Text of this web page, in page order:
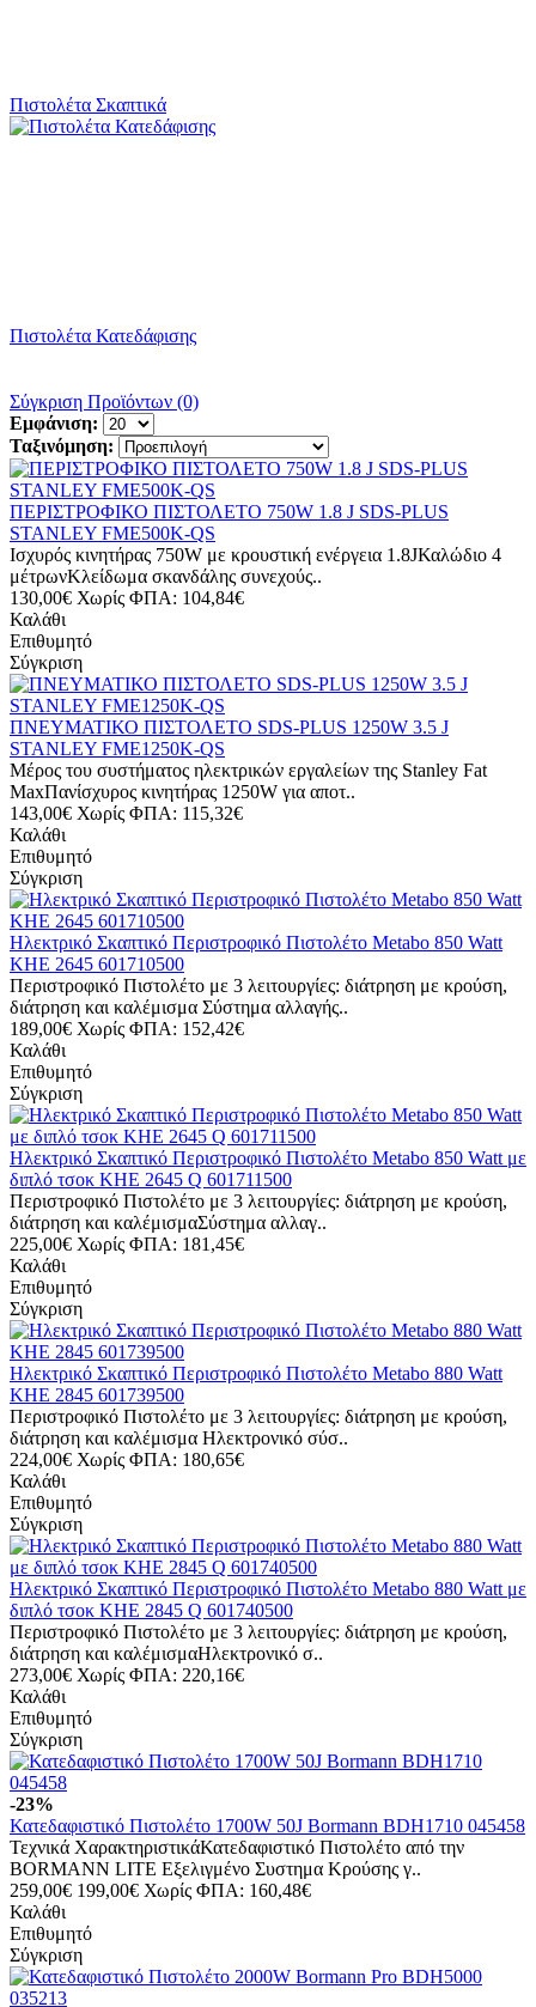
Πιστολέτα Σκαπτικά
Πιστολέτα Κατεδάφισης
Σύγκριση Προϊόντων (0)
Εμφάνιση:
Ταξινόμηση:
ΠΕΡΙΣΤΡΟΦΙΚΟ ΠΙΣΤΟΛΕΤΟ 750W 1.8 J SDS-PLUS
STANLEY FME500K-QS
Ισχυρός κινητήρας 750W με κρουστική ενέργεια 1.8JΚαλώδιο 4
μέτρωνΚλείδωμα σκανδάλης συνεχούς..
130,00€ Χωρίς ΦΠΑ: 104,84€
Καλάθι
Επιθυμητό
Σύγκριση
ΠΝΕΥΜΑΤΙΚΟ ΠΙΣΤΟΛΕΤΟ SDS-PLUS 1250W 3.5 J
STANLEY FME1250K-QS
Μέρος του συστήματος ηλεκτρικών εργαλείων της Stanley Fat
MaxΠανίσχυρος κινητήρας 1250W για αποτ..
143,00€ Χωρίς ΦΠΑ: 115,32€
Καλάθι
Επιθυμητό
Σύγκριση
Ηλεκτρικό Σκαπτικό Περιστροφικό Πιστολέτο Metabo 850 Watt
KHE 2645 601710500
Περιστροφικό Πιστολέτο με 3 λειτουργίες: διάτρηση με κρούση,
διάτρηση και καλέμισμα Σύστημα αλλαγής..
189,00€ Χωρίς ΦΠΑ: 152,42€
Καλάθι
Επιθυμητό
Σύγκριση
Ηλεκτρικό Σκαπτικό Περιστροφικό Πιστολέτο Metabo 850 Watt με
διπλό τσοκ KHE 2645 Q 601711500
Περιστροφικό Πιστολέτο με 3 λειτουργίες: διάτρηση με κρούση,
διάτρηση και καλέμισμαΣύστημα αλλαγ..
225,00€ Χωρίς ΦΠΑ: 181,45€
Καλάθι
Επιθυμητό
Σύγκριση
Ηλεκτρικό Σκαπτικό Περιστροφικό Πιστολέτο Metabo 880 Watt
KHE 2845 601739500
Περιστροφικό Πιστολέτο με 3 λειτουργίες: διάτρηση με κρούση,
διάτρηση και καλέμισμα Ηλεκτρονικό σύσ..
224,00€ Χωρίς ΦΠΑ: 180,65€
Καλάθι
Επιθυμητό
Σύγκριση
Ηλεκτρικό Σκαπτικό Περιστροφικό Πιστολέτο Metabo 880 Watt με
διπλό τσοκ KHE 2845 Q 601740500
Περιστροφικό Πιστολέτο με 3 λειτουργίες: διάτρηση με κρούση,
διάτρηση και καλέμισμαΗλεκτρονικό σ..
273,00€ Χωρίς ΦΠΑ: 220,16€
Καλάθι
Επιθυμητό
Σύγκριση
-23%
Κατεδαφιστικό Πιστολέτο 1700W 50J Bormann BDH1710 045458
Τεχνικά ΧαρακτηριστικάΚατεδαφιστικό Πιστολέτο από την
BORMANN LITE Εξελιγμένο Συστημα Κρούσης γ..
259,00€ 199,00€ Χωρίς ΦΠΑ: 160,48€
Καλάθι
Επιθυμητό
Σύγκριση